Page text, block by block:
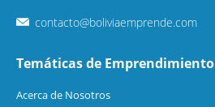
contacto@boliviaemprende.com
Temáticas de Emprendimiento
Acerca de Nosotros